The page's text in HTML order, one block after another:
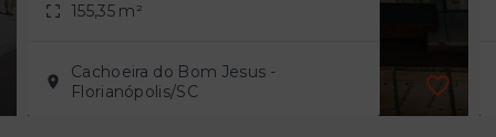
155,35 m²
Cachoeira do Bom Jesus -
Florianópolis/SC